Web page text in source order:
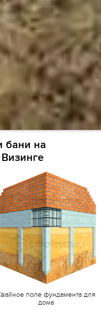
бани на
поле фундамента для
дома